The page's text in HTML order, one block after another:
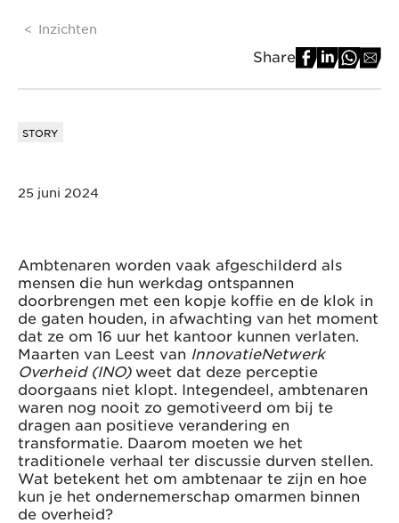
Inzichten
Share
STORY
25 juni 2024
Ambtenaren worden vaak afgeschilderd als
mensen die hun werkdag ontspannen
doorbrengen met een kopje koffie en de klok in
de gaten houden, in afwachting van het moment
dat ze om 16 uur het kantoor kunnen verlaten.
Maarten van Leest van InnovatieNetwerk
Overheid (INO)weet dat deze perceptie
doorgaans niet klopt. Integendeel, ambtenaren
waren nog nooit zo gemotiveerd om bij te
dragen aan positieve verandering en
transformatie. Daarom moeten we het
traditionele verhaal ter discussie durven stellen.
Wat betekent het om ambtenaar te zijn en hoe
kun je het ondernemerschap omarmen binnen
de overheid?